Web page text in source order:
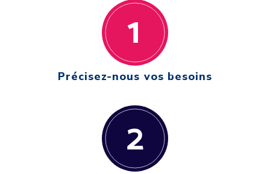
Précisez-nous vos besoins